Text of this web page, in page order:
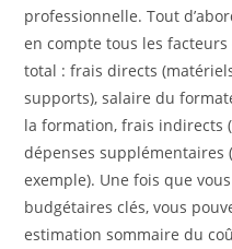
professionnelle. Tout
en compte tous les
total : frais directs
supports), salaire du
la formation, frais indirects
dépenses
exemple). Une fois que
budgétaires clés, vous
estimation sommaire du